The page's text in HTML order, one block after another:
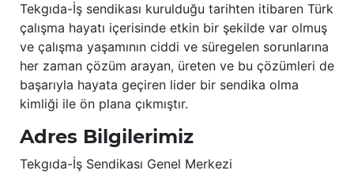
Tekgıda-İş sendikası kurulduğu tarihten itibaren Türk
çalışma hayatı içerisinde etkin bir şekilde var olmuş
ve çalışma yaşamının ciddi ve süregelen sorunlarına
her zaman çözüm arayan, üreten ve bu çözümleri de
başarıyla hayata geçiren lider bir sendika olma
kimliği ile ön plana çıkmıştır.
Adres Bilgilerimiz
Tekgıda-İş Sendikası Genel Merkezi